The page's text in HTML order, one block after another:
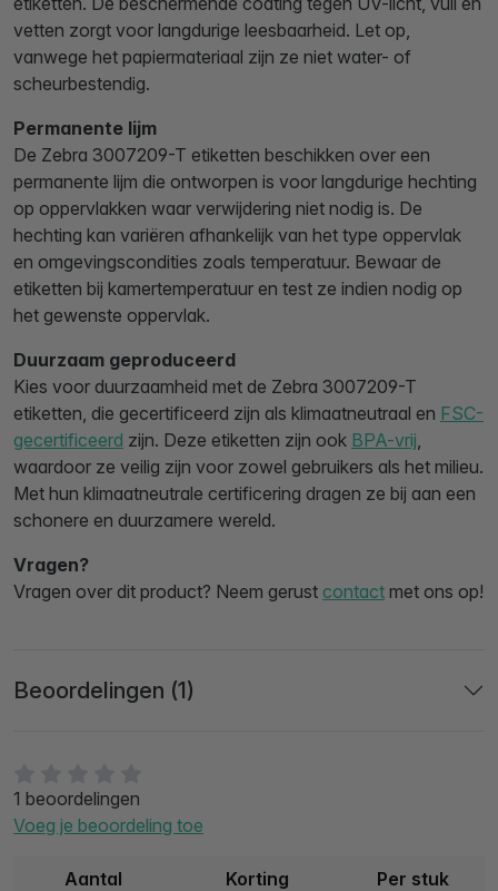
1 beoordelingen
Voeg je beoordeling toe
Aantal Korting Per stuk
vetten zorgt voor langdurige leesbaarheid. Let op,
vanwege het papiermateriaal zijn ze niet water- of
scheurbestendig.
Permanente lijm
De Zebra 3007209-T etiketten beschikken over een
permanente lijm die ontworpen is voor langdurige hechting
op oppervlakken waar verwijdering niet nodig is. De
hechting kan variëren afhankelijk van het type oppervlak
en omgevingscondities zoals temperatuur. Bewaar de
etiketten bij kamertemperatuur en test ze indien nodig op
het gewenste oppervlak.
Duurzaam geproduceerd
Kies voor duurzaamheid met de Zebra 3007209-T
etiketten, die gecertificeerd zijn als klimaatneutraal en FSC-
gecertificeerd zijn. Deze etiketten zijn ook BPA-vrij,
waardoor ze veilig zijn voor zowel gebruikers als het milieu.
Met hun klimaatneutrale certificering dragen ze bij aan een
schonere en duurzamere wereld.
Vragen?
Vragen over dit product? Neem gerust contact met ons op!
Beoordelingen (1)